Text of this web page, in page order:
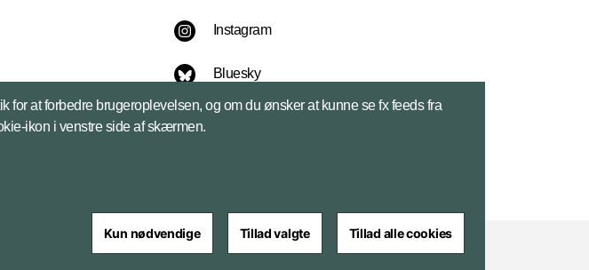
Instagram
Bluesky
LinkedIn
for at forbedre brugeroplevelsen, og om du ønsker at kunne se fx feeds fra
ikon i venstre side af skærmen.
Kun nødvendige Tillad valgte Tillad alle cookies